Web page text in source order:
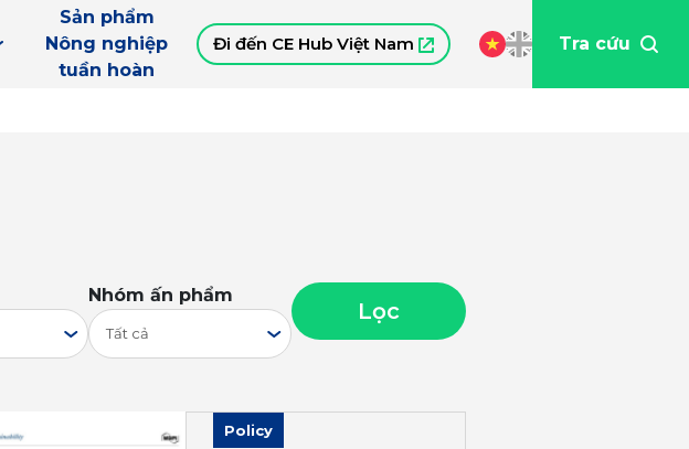
Sản phẩm
Nông nghiệp
tuần hoàn
Đi đến CE Hub Việt Nam Tra cứu
Nhóm ấn phẩm
Tất cả
Lọc
Policy